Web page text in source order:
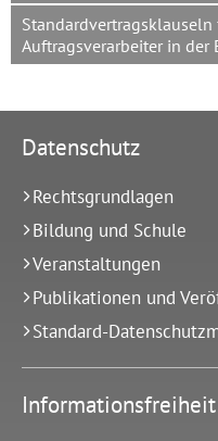
Auftragsverarbeiter in der
Datenschutz
Rechtsgrundlagen
Bildung und Schule
Veranstaltungen
Publikationen und
Standard-
Informationsfreiheit